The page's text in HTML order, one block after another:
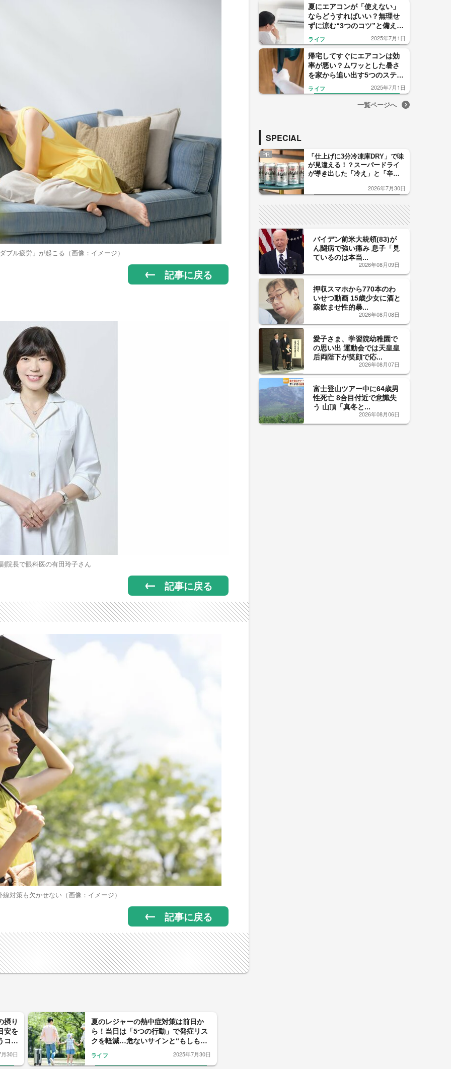
ブル疲労」が起こる（画像：イメージ）
記事に戻る
院長で眼科医の有田玲子さん
記事に戻る
対策も欠かせない（画像：イメージ）
記事に戻る
摂り
安を
コツ
30日
夏のレジャーの熱中症対策は前日か
ら！当日は「5つの行動」で発症リス
クを軽減…危ないサインと“もしもの
ライフ 2025年7月30日
夏にエアコンが「使えない」
ならどうすればいい？無理せ
ずに涼む“3つのコツ”と備えを
家事アドバイザーが伝授
ライフ 2025年7月1日
帰宅してすぐにエアコンは効
率が悪い？ムワッとした暑さ
を家から追い出す5つのステッ
プと外出前のコツ
ライフ 2025年7月1日
一覧ページへ
SPECIAL
PR
「仕上げに3分冷凍庫DRY」で味
が見違える！？スーパードライ
が導き出した「冷え」と「辛
した「辛口カーブ」が飲み頃の
2026年7月30日
バイデン前米大統領(83)が
ん闘病で強い痛み 息子「見
ているのは本当...
2026年08月09日
押収スマホから770本のわ
いせつ動画 15歳少女に酒と
薬飲ませ性的暴...
2026年08月08日
愛子さま、学習院幼稚園で
の思い出 運動会では天皇皇
后両陛下が笑顔で応...
2026年08月07日
富士登山ツアー中に64歳男
性死亡 8合目付近で意識失
う 山頂「真冬と...
2026年08月06日